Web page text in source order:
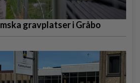
gravplatser i Gråbo